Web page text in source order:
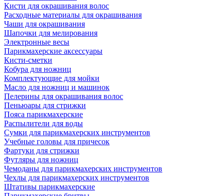
Кисти для окрашивания волос
Расходные материалы для окрашивания
Чаши для окрашивания
Шапочки для мелирования
Электронные весы
Парикмахерские аксессуары
Кисти-сметки
Кобура для ножниц
Комплектующие для мойки
Масло для ножниц и машинок
Пелерины для окрашивания волос
Пеньюары для стрижки
Пояса парикмахерские
Распылители для воды
Сумки для парикмахерских инструментов
Учебные головы для причесок
Фартуки для стрижки
Футляры для ножниц
Чемоданы для парикмахерских инструментов
Чехлы для парикмахерских инструментов
Штативы парикмахерские